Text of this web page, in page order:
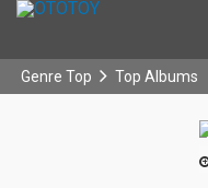
Genre Top Top Albums